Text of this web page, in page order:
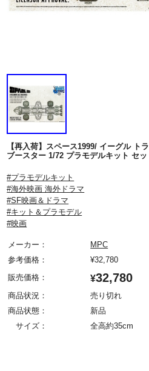
【再入荷】スペース1999/ イーグル ト
ブースター 1/72 プラモデルキット
#プラモデルキット
#海外映画 海外ドラマ
#SF映画＆ドラマ
#キット＆プラモデル
#映画
メーカー：
MPC
参考価格：
¥32,780
販売価格：
¥32,780
商品状況：
売り切れ
商品状態：
新品
サイズ：
全高約35cm